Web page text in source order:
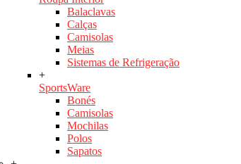
Balaclavas
Calças
Camisolas
Meias
Sistemas de Refrigeração
+
SportsWare
Bonés
Camisolas
Mochilas
Polos
Sapatos